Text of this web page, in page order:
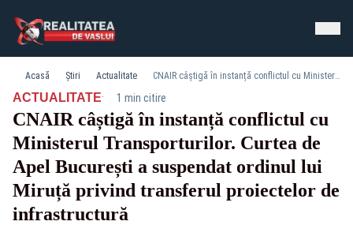
Acasă Știri Actualitate CNAIR câștigă în instanță conflictul cu Ministerul Transporturilor. Curtea de Apel București a suspendat ordinul lui Miruță privind transferul proiectelor de infrastructură
ACTUALITATE· 1 min citire
CNAIR câștigă în instanță conflictul cu
Ministerul Transporturilor. Curtea de
Apel București a suspendat ordinul lui
Miruță privind transferul proiectelor de
infrastructură